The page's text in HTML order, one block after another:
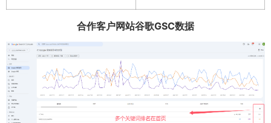
合作客户网站谷歌GSC数据